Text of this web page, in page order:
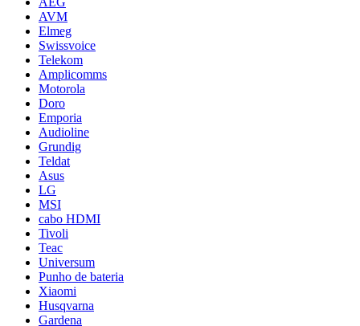
AVM
Elmeg
Swissvoice
Telekom
Amplicomms
Motorola
Doro
Emporia
Audioline
Grundig
Teldat
Asus
LG
MSI
cabo HDMI
Tivoli
Teac
Universum
Punho de bateria
Xiaomi
Husqvarna
Gardena